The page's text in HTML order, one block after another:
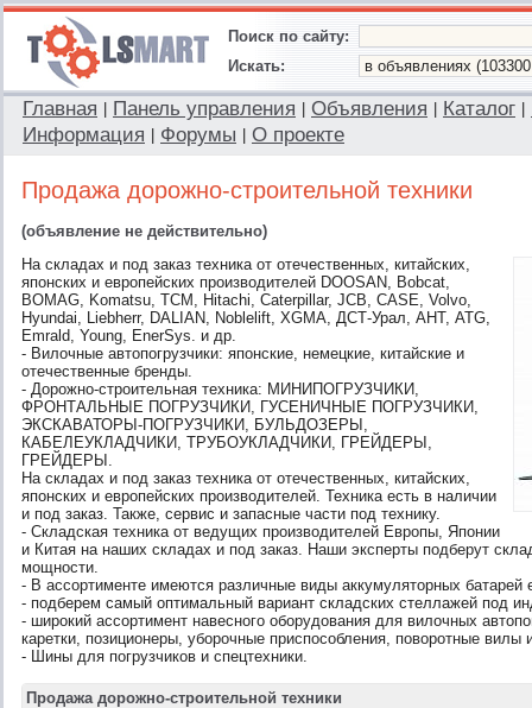
Поиск по сайту:
Искать:
Главная Панель управления Объявления Каталог
Информация
Форумы О проекте
Продажа дорожно-строительной техники
(объявление не действительно)
На складах и под заказ техника от отечественных, китайских,
японских и европейских производителей DOOSAN, Bobcat,
BOMAG, Komatsu, ТСМ, Hitachi, Caterpillar, JCB, CASE, Volvo,
Hyundai, Liebherr, DALIAN, Noblelift, XGMA, ДСТ-Урал, АНТ, ATG,
Emrald, Young, EnerSys. и др.
- Вилочные автопогрузчики: японские, немецкие, китайские и
отечественные бренды.
- Дорожно-строительная техника: МИНИПОГРУЗЧИКИ,
ФРОНТАЛЬНЫЕ ПОГРУЗЧИКИ, ГУСЕНИЧНЫЕ ПОГРУЗЧИКИ,
ЭКСКАВАТОРЫ-ПОГРУЗЧИКИ, БУЛЬДОЗЕРЫ,
КАБЕЛЕУКЛАДЧИКИ, ТРУБОУКЛАДЧИКИ, ГРЕЙДЕРЫ,
ГРЕЙДЕРЫ.
На складах и под заказ техника от отечественных, китайских,
японских и европейских производителей. Техника есть в наличии
и под заказ. Также, сервис и запасные части под технику.
- Складская техника от ведущих производителей Европы, Японии
и Китая на наших складах и под заказ. Наши эксперты подберут
мощности.
- В ассортименте имеются различные виды аккумуляторных
- подберем самый оптимальный вариант складских стеллажей под
- широкий ассортимент навесного оборудования для вилочных
каретки, позиционеры, уборочные приспособления, поворотные вилы
- Шины для погрузчиков и спецтехники.
Продажа дорожно-строительной техники